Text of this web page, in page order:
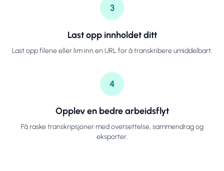
3
Last opp innholdet ditt
Last opp filene eller lim inn en URL for å transkribere umiddelbart.
4
Opplev en bedre arbeidsflyt
Få raske transkripsjoner med oversettelse, sammendrag og
eksporter.